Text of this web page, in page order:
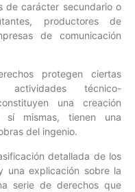
de carácter secundario o
productores de
de comunicación
protegen ciertas
actividades técnico-
una creación
mismas, tienen una
del ingenio.
detallada de los
una explicación sobre la
serie de derechos que